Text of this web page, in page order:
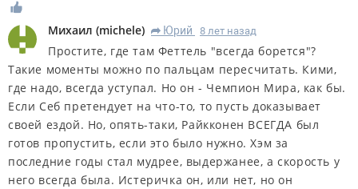
Михаил (michele) R Юрий 8 лет назад
Простите, где там Феттель "всегда борется"?
Такие моменты можно по пальцам пересчитать. Кими,
где надо, всегда уступал. Но он - Чемпион Мира, как бы.
Если Себ претендует на что-то, то пусть доказывает
своей ездой. Но, опять-таки, Райкконен ВСЕГДА был
готов пропустить, если это было нужно. Хэм за
последние годы стал мудрее, выдержанее, а скорость у
него всегда была. Истеричка он, или нет, но он